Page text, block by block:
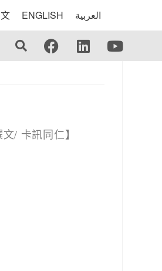
ENGLISH العربية
文/ 卡訊同仁】